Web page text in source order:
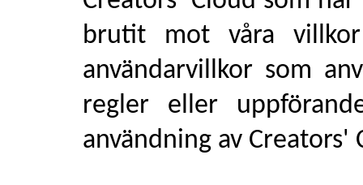
brutit mot våra
användarvillkor som
regler eller
användning av Creators'